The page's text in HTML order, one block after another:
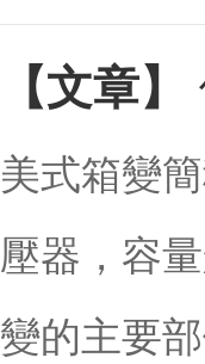
【文章】
美式箱變
壓器，容
變的主要